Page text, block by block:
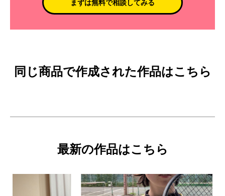
まずは無料で相談してみる
同じ商品で作成された作品はこちら
最新の作品はこちら